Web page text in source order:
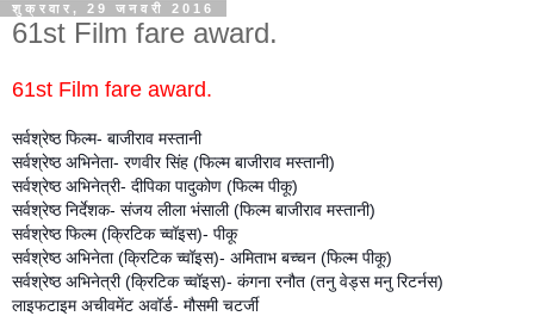
शुक्रवार, 29 जनवरी 2016
61st Film fare award.
61st Film fare award.
सर्वश्रेष्ठ फिल्म- बाजीराव मस्तानी
सर्वश्रेष्ठ अभिनेता- रणवीर सिंह (फिल्म बाजीराव मस्तानी)
सर्वश्रेष्ठ अभिनेत्री- दीपिका पादुकोण (फिल्म पीकू)
सर्वश्रेष्ठ निर्देशक- संजय लीला भंसाली (फिल्म बाजीराव मस्तानी)
सर्वश्रेष्ठ फिल्म (क्रिटिक च्वॉइस)- पीकू
सर्वश्रेष्ठ अभिनेता (क्रिटिक च्वॉइस)- अमिताभ बच्चन (फिल्म पीकू)
सर्वश्रेष्ठ अभिनेत्री (क्रिटिक च्वॉइस)- कंगना रनौत (तनु वेड्स मनु रिटर्नस)
लाइफटाइम अचीवमेंट अवॉर्ड- मौसमी चटर्जी